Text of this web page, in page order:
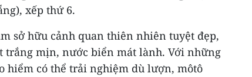
xếp thứ 6.
sở hữu cảnh quan thiên nhiên tuyệt đẹp,
trắng mịn, nước biển mát lành. Với những
hiểm có thể trải nghiệm dù lượn, môtô